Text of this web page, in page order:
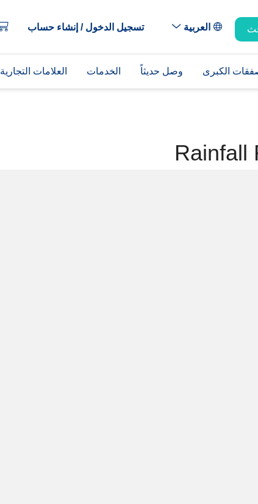
العربية تسجيل الدخول / إنشاء حساب
الكبرى وصل حديثاً الخدمات العلامات التجارية
Rainfall